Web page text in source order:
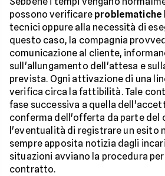
possono verificare problematiche
tecnici oppure alla necessità di
questo caso, la compagnia
comunicazione al cliente,
sull'allungamento dell'attesa e
prevista. Ogni attivazione di una
verifica circa la fattibilità. Tale
fase successiva a quella
conferma dell'offerta da parte del
l'eventualità di registrare un esito
sempre apposita notizia dagli
situazioni avviano la procedura
contratto.